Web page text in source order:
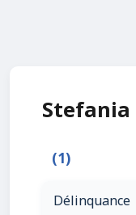
Stefania
(1)